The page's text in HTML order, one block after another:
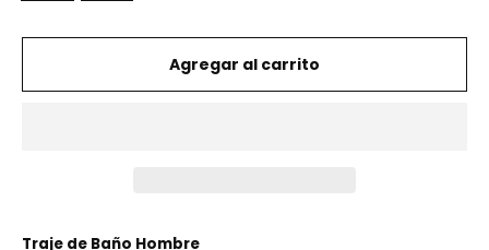
Agregar al carrito
Traje de Baño Hombre